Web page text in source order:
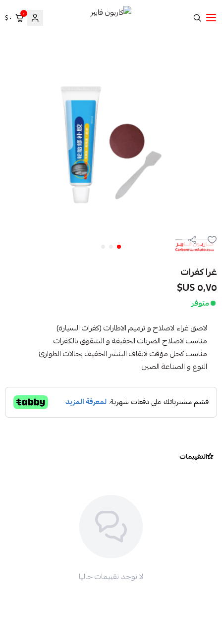
٠ ٠ $
غرا كفرات
٥٫٧٥ US$
متوفر
لاصق غراء لاصلاح و ترميم الاطارات (كفرات السيارة)
مناسب لاصلاح الضربات الخفيفة و الشقوق بالكفرات
مناسب كحل مؤقت لايقاف البنشر الخفيف بحالات الطوارئ
النوع و الصناعة الصين
التقييمات
لا توجد تقييمات حاليا